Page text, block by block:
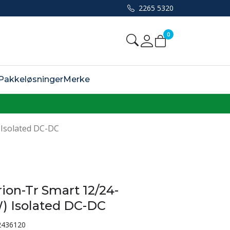
2265 5320
Mine sider
0
Merke
DC-DC
Tr Smart 12/24-
Isolated DC-DC